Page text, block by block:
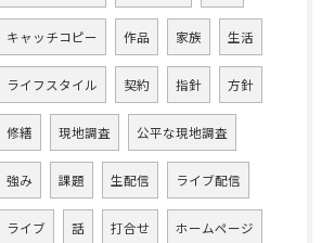
キャッチコピー 作品 家族 生活
ライフスタイル 契約 指針 方針
修繕 現地調査 公平な現地調査
強み 課題 生配信 ライブ配信
ライブ 話 打合せ ホームページ